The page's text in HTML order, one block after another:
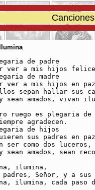
de padre
ver a mis hijos
de madre
ver a mis hijos en
sepan hallar sus
y sean amados, vivan
ruego es plegaria
agradecen.
de hijos
sus padres en
ser como dos luceros,
sean amados, sean
ilumina,
padres, Señor, y a
ilumina, cada paso